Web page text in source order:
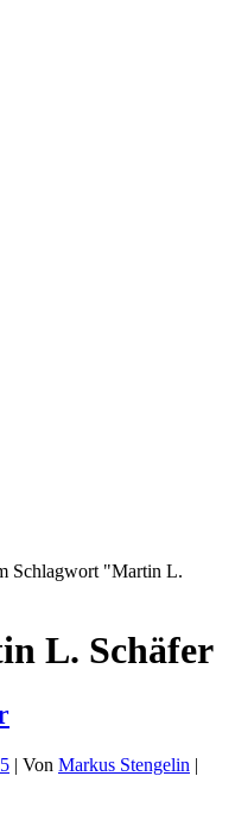
Schlagwort "Martin L.
L. Schäfer
| Von Markus Stengelin |